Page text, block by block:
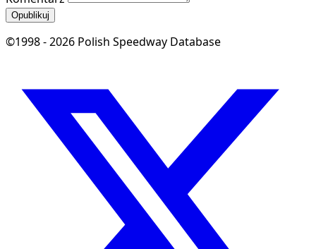
Opublikuj
©1998 - 2026 Polish Speedway Database